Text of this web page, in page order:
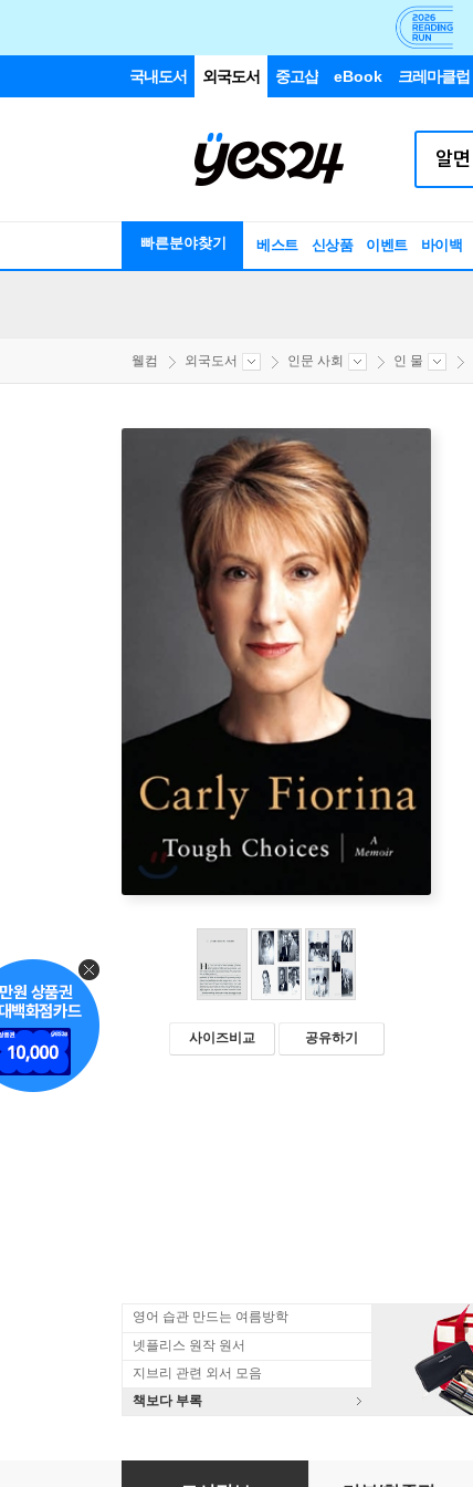
국내도서 외국도서 중고샵 eBook 크레마클럽
빠른분야찾기 베스트 신상품 이벤트 바이백
웰컴 외국도서 인문 사회 인 물
사이즈비교 공유하기
영어 습관 만드는 여름방학
넷플리스 원작 원서
지브리 관련 외서 모음
책보다 부록
Tough Choices : A Memoir